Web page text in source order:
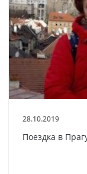
28.10.2019
Поездка в